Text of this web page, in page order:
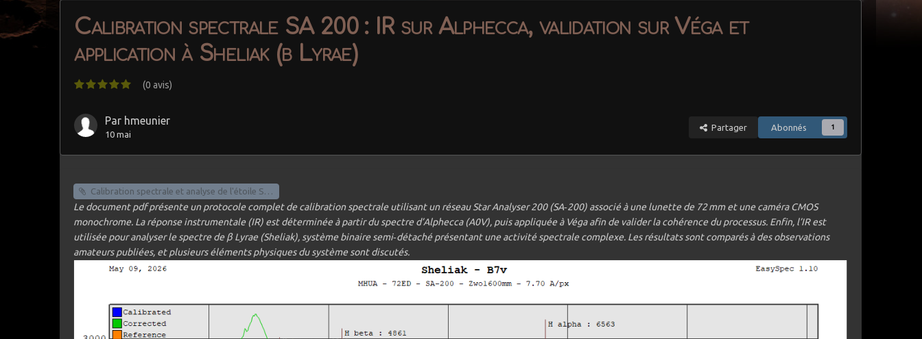
Calibration spectrale SA 200 : IR sur Alphecca, validation sur Véga et
application à Sheliak (β Lyrae)
(0 avis)
Par hmeunier
10 mai
Partager Abonnés 1
Calibration spectrale et analyse de l'étoile Sheliak.pdf
Le document pdf présente un protocole complet de calibration spectrale utilisant un réseau Star Analyser 200 (SA‑200) associé à une lunette de 72mm et une caméra CMOS
monochrome. La réponse instrumentale (IR) est déterminéeàpartir du spectre d’Alphecca (A0V), puis appliquéeàVéga afin de valider la cohérence du processus. Enfin, l’IR est
utilisée pour analyser le spectre deβLyrae (Sheliak), système binaire semi‑détachéprésentant une activitéspectrale complexe. Les résultats sont comparésàdes observations
amateurs publiées, et plusieurs éléments physiques du système sont discutés.